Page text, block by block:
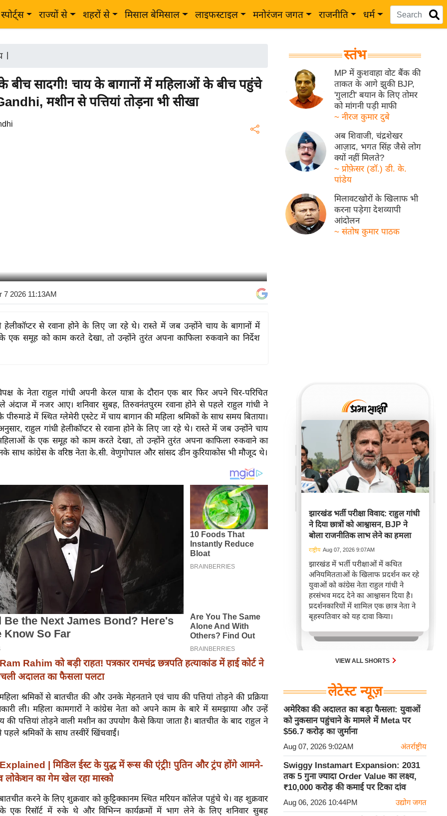
स्पोर्ट्स राज्यों से शहरों से मिसाल बेमिसाल लाइफस्टाइल मनोरंजन जगत राजनीति धर्म
|
बीच सादगी! चाय के बागानों में महिलाओं के बीच पहुंचे
मशीन से पत्तियां तोड़ना भी सीखा
7 2026 11:13AM
हेलीकॉप्टर से रवाना होने के लिए जा रहे थे। रास्ते में जब उन्होंने चाय के बागानों में
एक समूह को काम करते देखा, तो उन्होंने तुरंत अपना काफिला रुकवाने का निर्देश
के नेता राहुल गांधी अपनी केरल यात्रा के दौरान एक बार फिर अपने चिर-परिचित
अंदाज में नजर आए। शनिवार सुबह, तिरुवनंतपुरम रवाना होने से पहले राहुल गांधी ने
में स्थित ग्लेमेरी एस्टेट में चाय बागान की महिला श्रमिकों के साथ समय बिताया।
राहुल गांधी हेलीकॉप्टर से रवाना होने के लिए जा रहे थे। रास्ते में जब उन्होंने चाय
के एक समूह को काम करते देखा, तो उन्होंने तुरंत अपना काफिला रुकवाने का
साथ कांग्रेस के वरिष्ठ नेता के.सी. वेणुगोपाल और सांसद डीन कुरियाकोस भी मौजूद थे।
Ram Rahim को बड़ी राहत! पत्रकार रामचंद्र छत्रपति हत्याकांड में हाई कोर्ट ने
अदालत का फैसला पलटा
श्रमिकों से बातचीत की और उनके मेहनताने एवं चाय की पत्तियां तोड़ने की प्रक्रिया
ली। महिला कामगारों ने कांग्रेस नेता को अपने काम के बारे में समझाया और उन्हें
की पत्तियां तोड़ने वाली मशीन का उपयोग कैसे किया जाता है। बातचीत के बाद राहुल ने
पहले श्रमिकों के साथ तस्वीरें खिंचवाईं।
Explained | मिडिल ईस्ट के युद्ध में रूस की एंट्री! पुतिन और ट्रंप होंगे आमने-
लोकेशन का गेम खेल रहा मास्को
बातचीत करने के लिए शुक्रवार को कुट्टिक्कानम स्थित मरियन कॉलेज पहुंचे थे। वह शुक्रवार
के एक रिसॉर्ट में रुके थे और विभिन्न कार्यक्रमों में भाग लेने के लिए शनिवार सुबह
स्तंभ
MP में कुशवाहा वोट बैंक की
ताकत के आगे झुकी BJP,
'गुलाटी' बयान के लिए तोमर
को मांगनी पड़ी माफी
~ नीरज कुमार दुबे
अब शिवाजी, चंद्रशेखर
आज़ाद, भगत सिंह जैसे लोग
क्यों नहीं मिलते?
~ प्रोफ़ेसर (डॉ.) डी. के.
पांडेय
मिलावटखोरों के खिलाफ भी
करना पड़ेगा देशव्यापी
आंदोलन
~ संतोष कुमार पाठक
झारखंड भर्ती परीक्षा विवाद: राहुल गांधी
ने दिया छात्रों को आश्वासन, BJP ने
बोला राजनीतिक लाभ लेने का हमला
राष्ट्रीय Aug 07, 2026 9:07AM
झारखंड में भर्ती परीक्षाओं में कथित
अनियमितताओं के खिलाफ प्रदर्शन कर रहे
युवाओं को कांग्रेस नेता राहुल गांधी ने
हरसंभव मदद देने का आश्वासन दिया है।
प्रदर्शनकारियों में शामिल एक छात्र नेता ने
बृहस्पतिवार को यह दावा किया।
VIEW ALL SHORTS
लेटेस्ट न्यूज़
अमेरिका की अदालत का बड़ा फैसला: युवाओं
को नुकसान पहुंचाने के मामले में Meta पर
$56.7 करोड़ का जुर्माना
Aug 07, 2026 9:02AM अंतर्राष्ट्रीय
Swiggy Instamart Expansion: 2031
तक 5 गुना ज्यादा Order Value का लक्ष्य,
₹10,000 करोड़ की कमाई पर टिका दांव
Aug 06, 2026 10:44PM उद्योग जगत